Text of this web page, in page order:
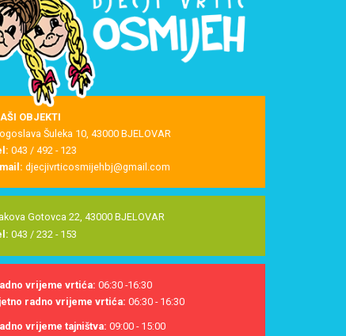
OBJEKTI
Šuleka 10, 43000 BJELOVAR
043 / 492 - 123
djecjivrticosmijehbj@gmail.com
Gotovca 22, 43000 BJELOVAR
043 / 232 - 153
vrijeme vrtića: 06:30 -16:30
radno vrijeme vrtića: 06:30 - 16:30
vrijeme tajništva: 09:00 - 15:00